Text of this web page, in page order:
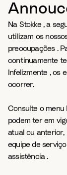
Na Stokke , a
utilizam os
preocupações .
continuamente
Infelizmente , os
ocorrer.
Consulte o menu
podem ter em
atual ou
equipe de
assistência .